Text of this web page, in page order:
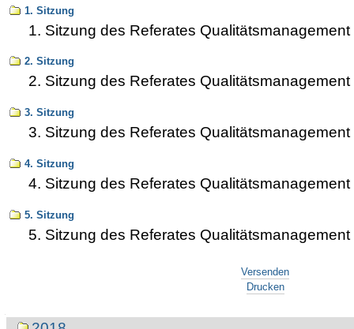
1. Sitzung
1. Sitzung des Referates
2. Sitzung
2. Sitzung des Referates
3. Sitzung
3. Sitzung des Referates
4. Sitzung
4. Sitzung des Referates
5. Sitzung
5. Sitzung des Referates
Versenden
Drucken
Navigation